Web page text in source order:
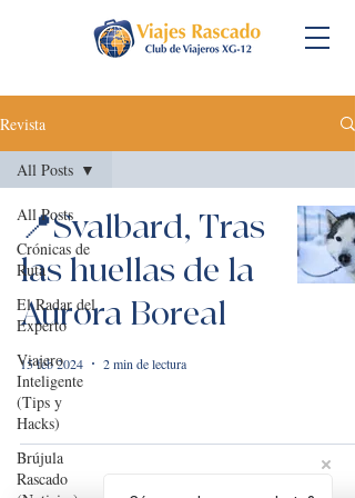
Revista
All Posts
Crónicas de
Ruta
El Radar del
Experto
Viajero
Inteligente
(Tips y
Hacks)
Brújula
Rascado
All Posts
📍Svalbard, Tras
las huellas de la
Aurora Boreal
15 feb 2024 2 min de lectura